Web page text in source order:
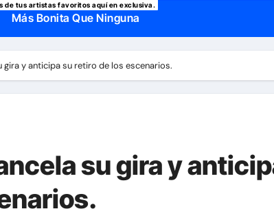
de tus artistas favoritos aquí en exclusiva.
Más Bonita Que Ninguna
gira y anticipa su retiro de los escenarios.
su gira y